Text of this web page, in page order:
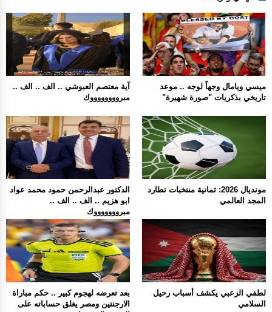
آية معتصم العبوشي .. الف .. الف ..
مبرووووووووك
ميسي ويامال وجهاً لوجه .. موعد
تاريخي بذكريات "صورة شهيرة"
الدكتور عبدالرحمن حمود محمد عواد
ابو هزيم .. الف .. الف ..
مبروووووووك
مونديال 2026: ثمانية منتخبات تطارد
المجد العالمي
بعد تعرضه لهجوم كبير .. حكم مباراة
الارجنتين ومصر يغلق حساباته على
لطفي الزعبي يكشف أسباب رحيل
السلامي